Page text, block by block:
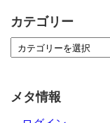
カテゴリー
メタ情報